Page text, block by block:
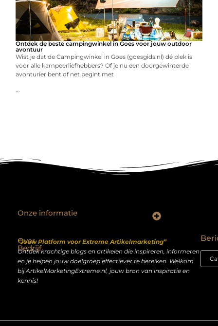
Ontdek de beste campingwinkel in Goes voor jouw outdoor
avontuur
Wist je dat de Campingwinkel in Goes (goesgids.nl) dé plek is
voor alle kampeerliefhebbers? Of je nu een doorgewinterde
avonturier bent of net begint met
...
Over
Bedrijf
“Jouw Platform voor Extreme Artikelmarketing”
Ontdek krachtige blogs en artikelen die inspireren, informeren
en je helpen jouw doelgroep effectiever te bereiken. Welkom
bij ArtikelMarketingExtreme.nl, jouw bron van inspiratie en
kennis!
Onze informatie